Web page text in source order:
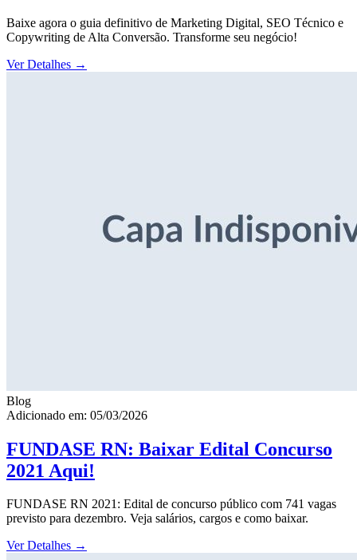
Baixe agora o guia definitivo de Marketing Digital, SEO Técnico e
Copywriting de Alta Conversão. Transforme seu negócio!
Ver Detalhes →
Blog
Adicionado em: 05/03/2026
FUNDASE RN: Baixar Edital Concurso
2021 Aqui!
FUNDASE RN 2021: Edital de concurso público com 741 vagas
previsto para dezembro. Veja salários, cargos e como baixar.
Ver Detalhes →